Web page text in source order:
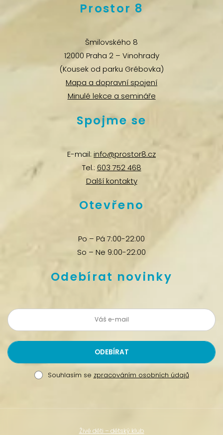
Prostor 8
Šmilovského 8
12000 Praha 2 – Vinohrady
(Kousek od parku Grébovka)
Mapa a dopravní spojení
Minulé lekce a semináře
Spojme se
E-mail: info@prostor8.cz
Tel.: 603 752 468
Další kontakty
Otevřeno
Po – Pá 7:00-22:00
So – Ne 9:00-22:00
Odebírat novinky
Souhlasím se zpracováním osobních údajů
Živé děti – dětský klub